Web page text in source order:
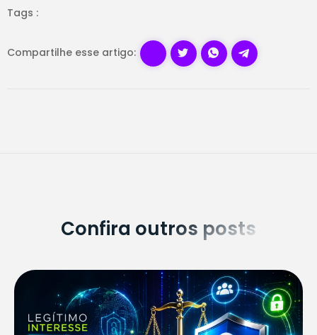
Tags :
Compartilhe esse artigo:
Confira outros posts